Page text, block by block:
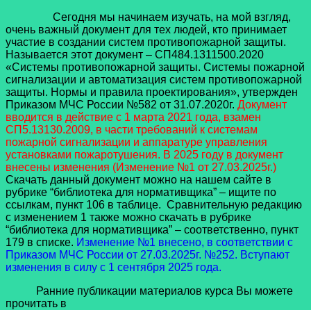
Сегодня мы начинаем изучать, на мой взгляд,
очень важный документ для тех людей, кто принимает
участие в создании систем противопожарной защиты.
Называется этот документ – СП484.1311500.2020
«Системы противопожарной защиты. Системы пожарной
сигнализации и автоматизация систем противопожарной
защиты. Нормы и правила проектирования», утвержден
Приказом МЧС России №582 от 31.07.2020г. Документ
вводится в действие с 1 марта 2021 года, взамен
СП5.13130.2009, в части требований к системам
пожарной сигнализации и аппаратуре управления
установками пожаротушения. В 2025 году в документ
внесены изменения (Изменение №1 от 27.03.2025г.)
Скачать данный документ можно на нашем сайте в
рубрике “библиотека для нормативщика” – ищите по
ссылкам, пункт 106 в таблице. Сравнительную редакцию
с изменением 1 также можно скачать в рубрике
“библиотека для нормативщика” – соответственно, пункт
179 в списке. Изменение №1 внесено, в соответствии с
Приказом МЧС России от 27.03.2025г. №252. Вступают
изменения в силу с 1 сентября 2025 года.
Ранние публикации материалов курса Вы можете
прочитать в